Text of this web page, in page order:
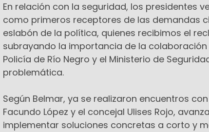
En relación con la seguridad, los presidentes
como primeros receptores de las demandas
eslabón de la política, quienes recibimos el
subrayando la importancia de la
Policía de Río Negro y el Ministerio de
problemática.
Según Belmar, ya se realizaron encuentros
Facundo López y el concejal Ulises Rojo,
implementar soluciones concretas a corto y